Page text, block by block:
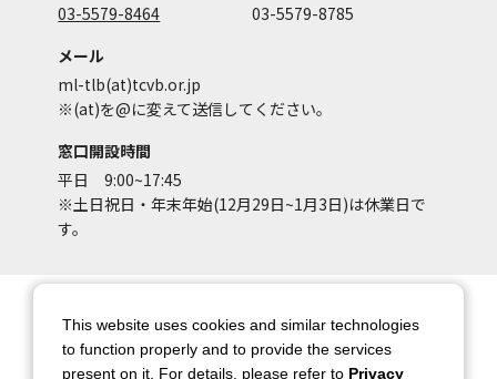
03-5579-8464
03-5579-8785
メール
ml-tlb(at)tcvb.or.jp
※(at)を@に変えて送信してください。
窓口開設時間
平日 9:00~17:45
※土日祝日・年末年始(12月29日~1月3日)は休業日で
す。
アカウントポリシー
個人情報保護方針
This website uses cookies and similar technologies
to function properly and to provide the services
present on it, For details, please refer to Privacy